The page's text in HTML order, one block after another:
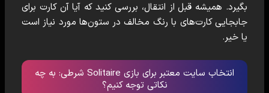
بگیرد. همیشه قبل از انتقال، بررسی کنید که آیا آن کارت برای
جابجایی کارت‌های با رنگ مخالف در ستون‌ها مورد نیاز است
یا خیر.
انتخاب سایت معتبر برای بازی Solitaire شرطی: به چه
نکاتی توجه کنیم؟